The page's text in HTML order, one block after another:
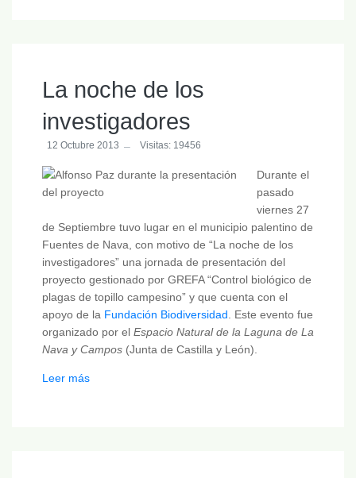
La noche de los
investigadores
12 Octubre 2013 Visitas: 19456
Durante el
pasado
viernes 27
de Septiembre tuvo lugar en el municipio palentino de
Fuentes de Nava, con motivo de “La noche de los
investigadores” una jornada de presentación del
proyecto gestionado por GREFA “Control biológico de
plagas de topillo campesino” y que cuenta con el
apoyo de la Fundación Biodiversidad . Este evento fue
organizado por el Espacio Natural de la Laguna de La
Nava y Campos(Junta de Castilla y León).
Leer más